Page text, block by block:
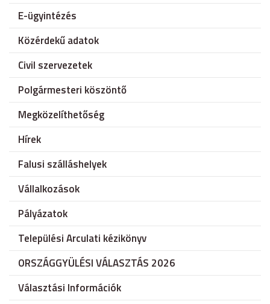
E-ügyintézés
Közérdekű adatok
Civil szervezetek
Polgármesteri köszöntő
Megközelíthetőség
Hírek
Falusi szálláshelyek
Vállalkozások
Pályázatok
Települési Arculati kézikönyv
ORSZÁGGYÜLÉSI VÁLASZTÁS 2026
Választási Információk